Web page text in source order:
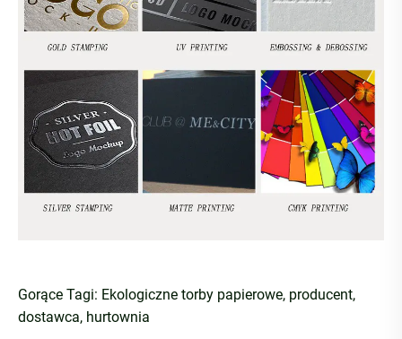
Gorące Tagi: Ekologiczne torby papierowe, producent,
dostawca, hurtownia